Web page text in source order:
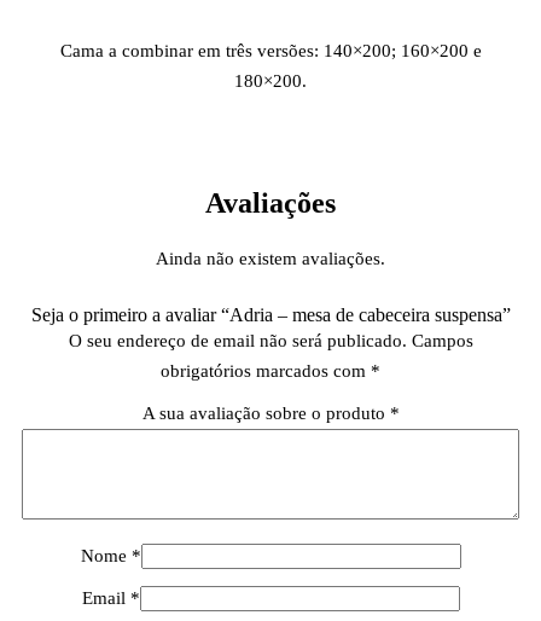
Cama a combinar em três versões: 140×200; 160×200 e
180×200.
Avaliações
Ainda não existem avaliações.
Seja o primeiro a avaliar “Adria – mesa de cabeceira suspensa”
O seu endereço de email não será publicado. Campos
obrigatórios marcados com *
A sua avaliação sobre o produto *
Nome *
Email *